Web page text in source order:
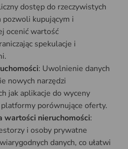
dostęp do rzeczywistych
pozwoli kupującym i
ocenić wartość
spekulacje i
: Uwolnienie danych
nowych narzędzi
jak aplikacje do wyceny
porównujące oferty.
wartości nieruchomości:
i osoby prywatne
danych, co ułatwi